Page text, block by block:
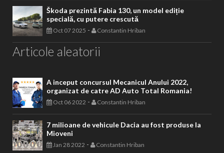
Škoda prezintă Fabia 130, un model ediție
specială, cu putere crescută
Oct 07 2025 - Constantin Hriban
Articole aleatorii
A inceput concursul Mecanicul Anului 2022,
organizat de catre AD Auto Total Romania!
Oct 06 2022 - Constantin Hriban
7 milioane de vehicule Dacia au fost produse la
Mioveni
Jan 28 2022 - Constantin Hriban